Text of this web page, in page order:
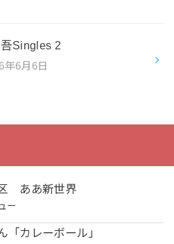
Singles 2
年6月6日
ああ新世界
ー
「カレーボール」